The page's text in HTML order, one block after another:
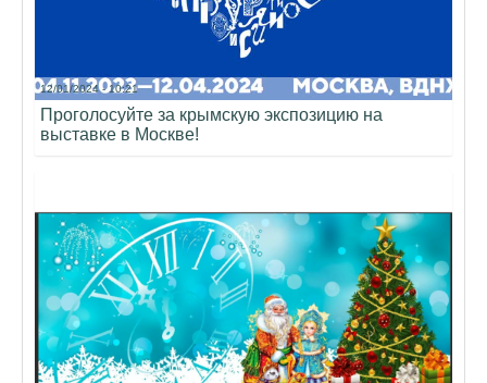
12/01/2024 - 10:21
Проголосуйте за крымскую экспозицию на
выставке в Москве!